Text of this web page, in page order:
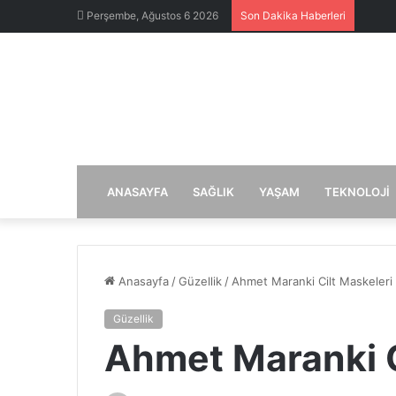
Perşembe, Ağustos 6 2026 Son Dakika Haberleri
ANASAYFA SAĞLIK YAŞAM TEKNOLOJI
Anasayfa /Güzellik / Ahmet Maranki Cilt Maskeleri
Güzellik
Ahmet Maranki